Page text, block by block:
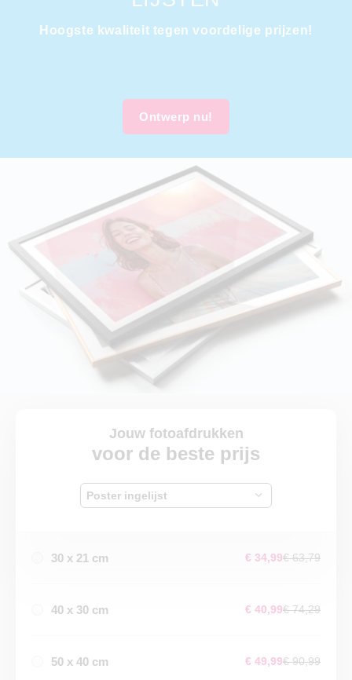
Hoogste kwaliteit tegen voordelige prijzen!
Ontwerp nu!
Jouw fotoafdrukken
voor de beste prijs
Poster ingelijst
30 x 21 cm € 34,99€ 63,79
40 x 30 cm € 40,99€ 74,29
50 x 40 cm € 49,99€ 90,99